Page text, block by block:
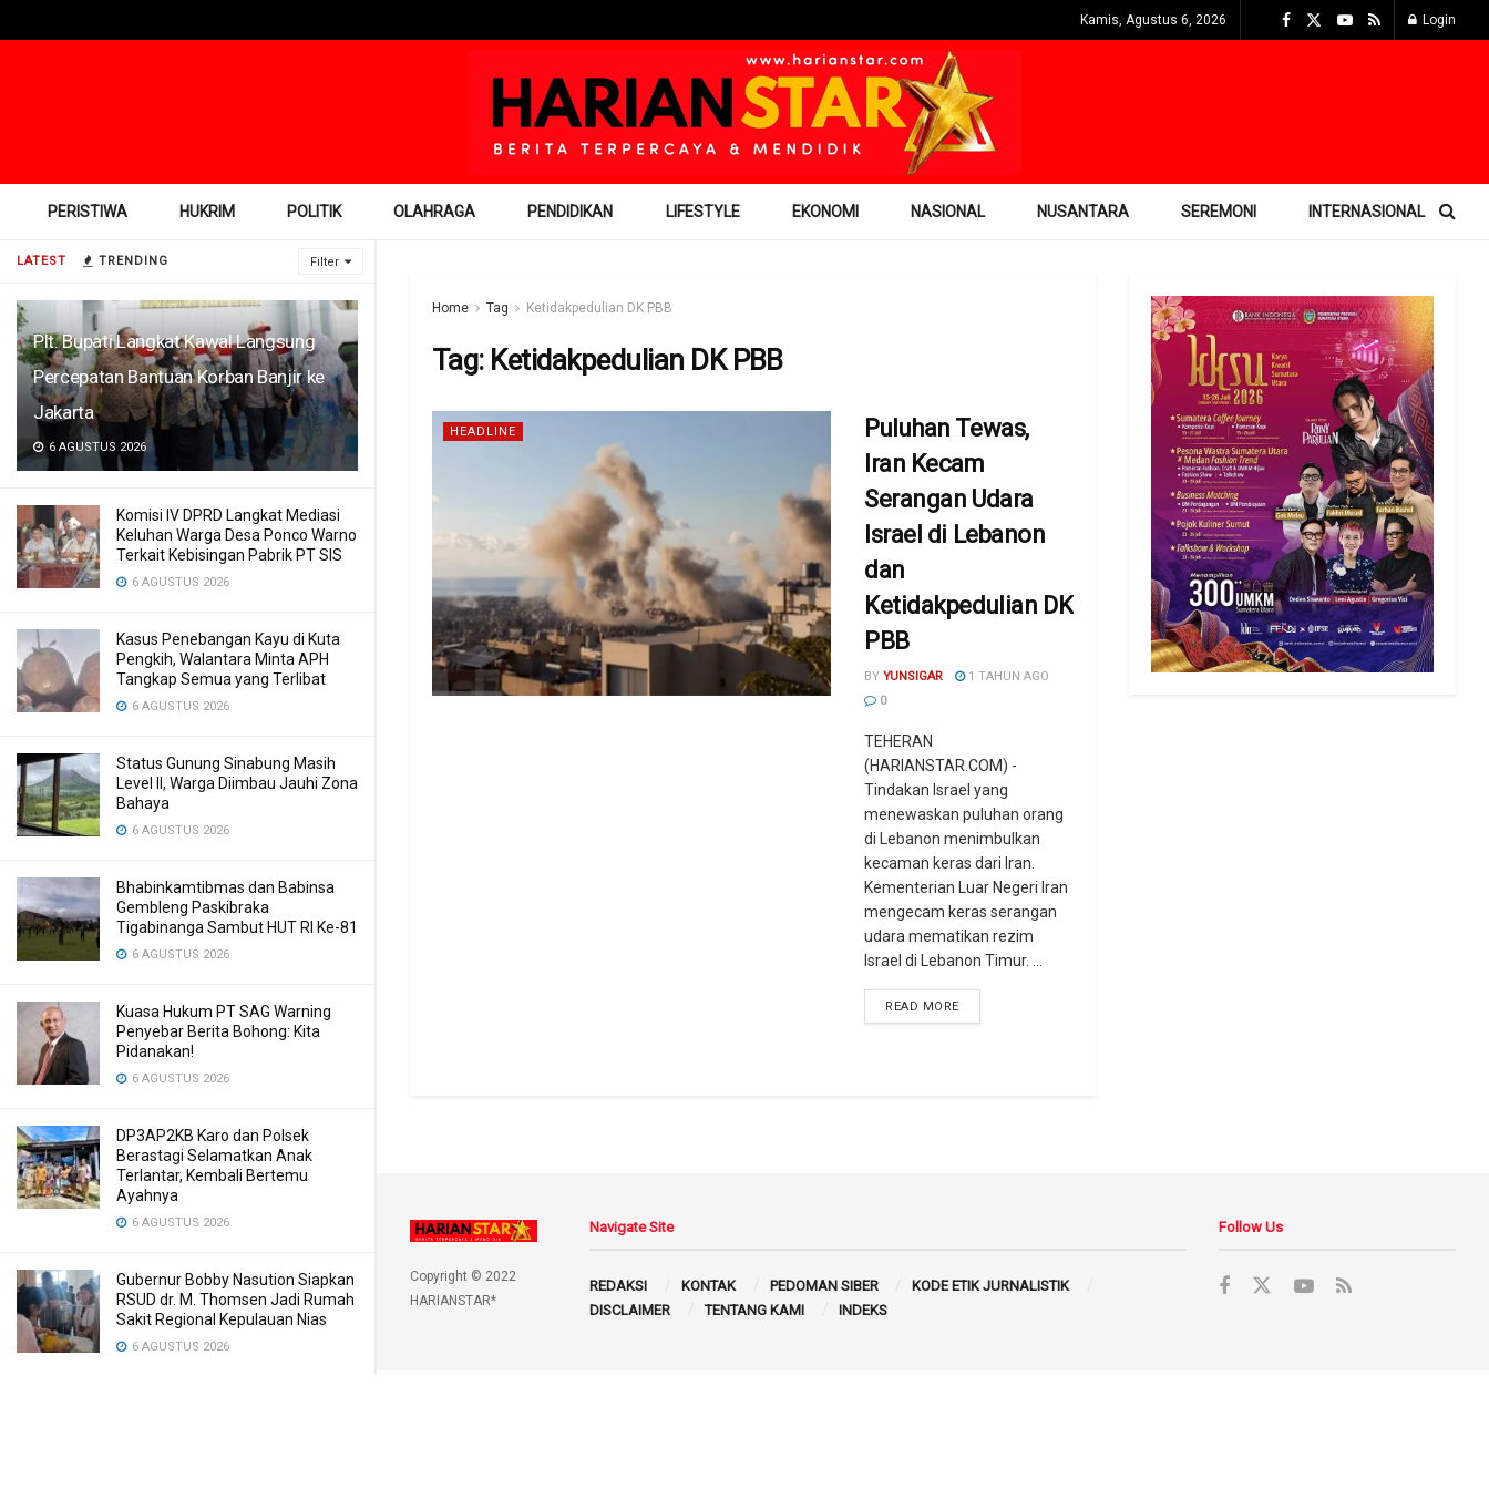
LATEST TRENDING Filter
Plt. Bupati Langkat Kawal Langsung
Percepatan Bantuan Korban Banjir ke
Jakarta
6 AGUSTUS 2026
Komisi IV DPRD Langkat Mediasi
Keluhan Warga Desa Ponco Warno
Terkait Kebisingan Pabrik PT SIS
6 AGUSTUS 2026
Kasus Penebangan Kayu di Kuta
Pengkih, Walantara Minta APH
Tangkap Semua yang Terlibat
6 AGUSTUS 2026
Status Gunung Sinabung Masih
Level II, Warga Diimbau Jauhi Zona
Bahaya
6 AGUSTUS 2026
Bhabinkamtibmas dan Babinsa
Gembleng Paskibraka
Tigabinanga Sambut HUT RI Ke-81
6 AGUSTUS 2026
Kuasa Hukum PT SAG Warning
Penyebar Berita Bohong: Kita
Pidanakan!
6 AGUSTUS 2026
DP3AP2KB Karo dan Polsek
Berastagi Selamatkan Anak
Terlantar, Kembali Bertemu
Ayahnya
6 AGUSTUS 2026
Gubernur Bobby Nasution Siapkan
RSUD dr. M. Thomsen Jadi Rumah
Sakit Regional Kepulauan Nias
6 AGUSTUS 2026
Kamis, Agustus 6, 2026 Login
PERISTIWA HUKRIM POLITIK OLAHRAGA PENDIDIKAN LIFESTYLE EKONOMI NASIONAL NUSANTARA SEREMONI INTERNASIONAL
Home Tag Ketidakpedulian DK PBB
Tag: Ketidakpedulian DK PBB
HEADLINE
Puluhan Tewas,
Iran Kecam
Serangan Udara
Israel di Lebanon
dan
Ketidakpedulian DK
PBB
BY YUNSIGAR
1 TAHUN AGO
0
TEHERAN
(HARIANSTAR.COM) -
Tindakan Israel yang
menewaskan puluhan orang
di Lebanon menimbulkan
kecaman keras dari Iran.
Kementerian Luar Negeri Iran
mengecam keras serangan
udara mematikan rezim
Israel di Lebanon Timur. ...
READ MORE
Copyright © 2022
HARIANSTAR*
Navigate Site
REDAKSI KONTAK PEDOMAN SIBER
KODE ETIK JURNALISTIK
DISCLAIMER
TENTANG KAMI INDEKS
Follow Us